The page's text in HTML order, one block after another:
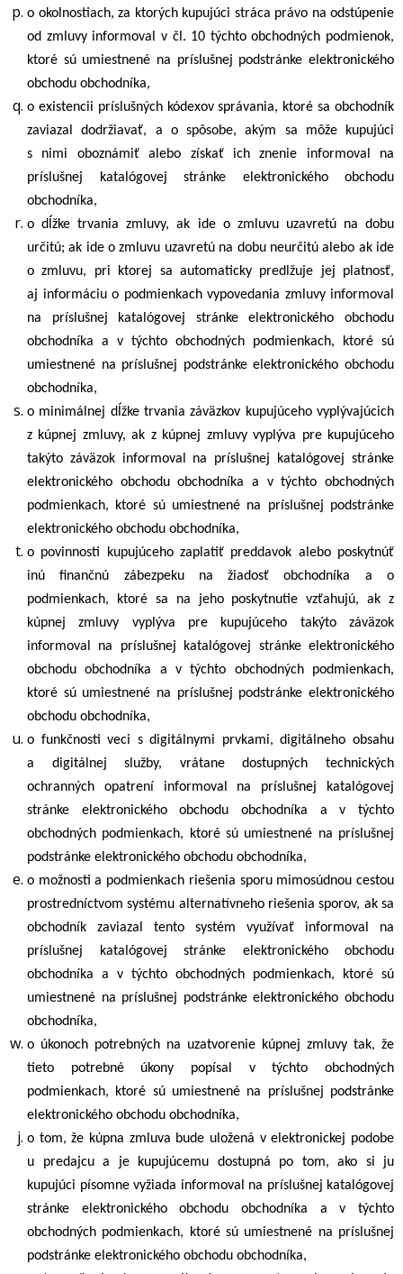
o okolnostiach, za ktorých kupujúci stráca právo na odstúpenie
od zmluvy informoval v čl. 10 týchto obchodných podmienok,
ktoré sú umiestnené na príslušnej podstránke elektronického
obchodu obchodníka,
o existencii príslušných kódexov správania, ktoré sa obchodník
zaviazal dodržiavať, a o spôsobe, akým sa môže kupujúci
s nimi oboznámiť alebo získať ich znenie informoval na
príslušnej katalógovej stránke elektronického obchodu
obchodníka,
o dĺžke trvania zmluvy, ak ide o zmluvu uzavretú na dobu
určitú; ak ide o zmluvu uzavretú na dobu neurčitú alebo ak ide
o zmluvu, pri ktorej sa automaticky predlžuje jej platnosť,
aj informáciu o podmienkach vypovedania zmluvy informoval
na príslušnej katalógovej stránke elektronického obchodu
obchodníka a v týchto obchodných podmienkach, ktoré sú
umiestnené na príslušnej podstránke elektronického obchodu
obchodníka,
o minimálnej dĺžke trvania záväzkov kupujúceho vyplývajúcich
z kúpnej zmluvy, ak z kúpnej zmluvy vyplýva pre kupujúceho
takýto záväzok informoval na príslušnej katalógovej stránke
elektronického obchodu obchodníka a v týchto obchodných
podmienkach, ktoré sú umiestnené na príslušnej podstránke
elektronického obchodu obchodníka,
o povinnosti kupujúceho zaplatiť preddavok alebo poskytnúť
inú finančnú zábezpeku na žiadosť obchodníka a o
podmienkach, ktoré sa na jeho poskytnutie vzťahujú, ak z
kúpnej zmluvy vyplýva pre kupujúceho takýto záväzok
informoval na príslušnej katalógovej stránke elektronického
obchodu obchodníka a v týchto obchodných podmienkach,
ktoré sú umiestnené na príslušnej podstránke elektronického
obchodu obchodníka,
o funkčnosti veci s digitálnymi prvkami, digitálneho obsahu
a digitálnej služby, vrátane dostupných technických
ochranných opatrení informoval na príslušnej katalógovej
stránke elektronického obchodu obchodníka a v týchto
obchodných podmienkach, ktoré sú umiestnené na príslušnej
podstránke elektronického obchodu obchodníka,
o možnosti a podmienkach riešenia sporu mimosúdnou cestou
prostredníctvom systému alternatívneho riešenia sporov, ak sa
obchodník zaviazal tento systém využívať informoval na
príslušnej katalógovej stránke elektronického obchodu
obchodníka a v týchto obchodných podmienkach, ktoré sú
umiestnené na príslušnej podstránke elektronického obchodu
obchodníka,
o úkonoch potrebných na uzatvorenie kúpnej zmluvy tak, že
tieto potrebné úkony popísal v týchto obchodných
podmienkach, ktoré sú umiestnené na príslušnej podstránke
elektronického obchodu obchodníka,
o tom, že kúpna zmluva bude uložená v elektronickej podobe
u predajcu a je kupujúcemu dostupná po tom, ako si ju
kupujúci písomne vyžiada informoval na príslušnej katalógovej
stránke elektronického obchodu obchodníka a v týchto
obchodných podmienkach, ktoré sú umiestnené na príslušnej
podstránke elektronického obchodu obchodníka,